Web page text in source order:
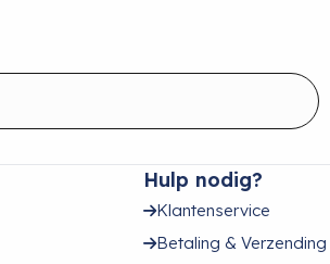
Hulp nodig?
Klantenservice
Betaling & Verzending